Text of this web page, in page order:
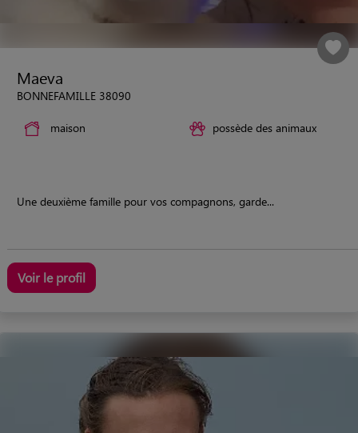
Maeva
BONNEFAMILLE 38090
maison possède des animaux
Une deuxième famille pour vos compagnons, garde...
Voir le profil